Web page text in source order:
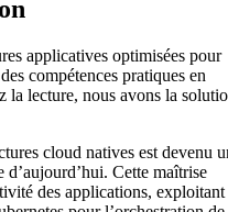
applicatives optimisées pour
compétences pratiques en
la lecture, nous avons la
cloud natives est devenu
Cette maîtrise
des applications, exploitant